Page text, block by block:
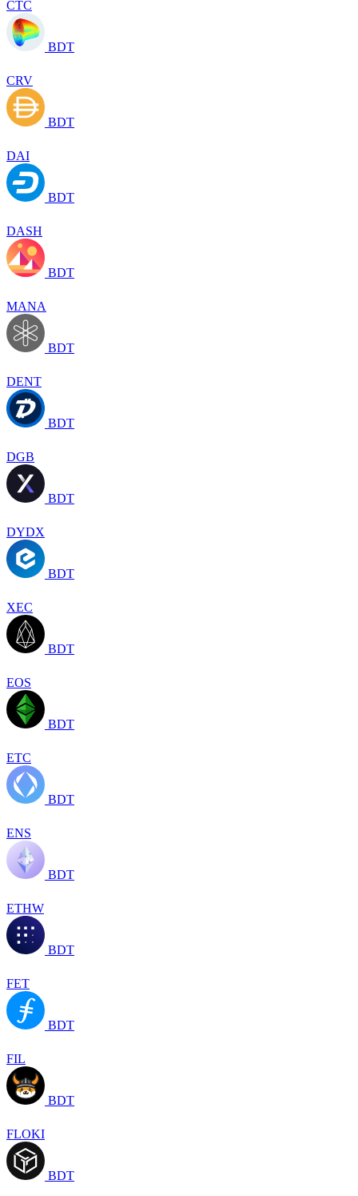
CTC
BDT
CRV
BDT
DAI
BDT
DASH
BDT
MANA
BDT
DENT
BDT
DGB
BDT
DYDX
BDT
XEC
BDT
EOS
BDT
ETC
BDT
ENS
BDT
ETHW
BDT
FET
BDT
FIL
BDT
FLOKI
BDT